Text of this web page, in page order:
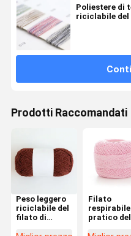
Poliestere di
riciclabile del
Prodotti Raccomandati
Peso leggero
riciclabile del
filato di
Filato
respirabile
pratico del